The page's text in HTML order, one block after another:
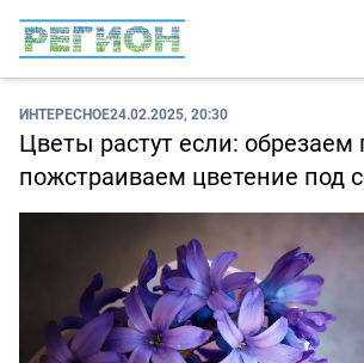
ИНТЕРЕСНОЕ24.02.2025, 20:30
Цветы растут если: обрезаем
пожстраиваем цветение под